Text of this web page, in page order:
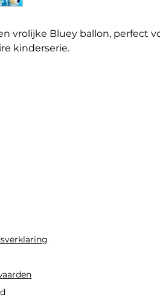
vrolijke Bluey ballon, perfect
kinderserie.